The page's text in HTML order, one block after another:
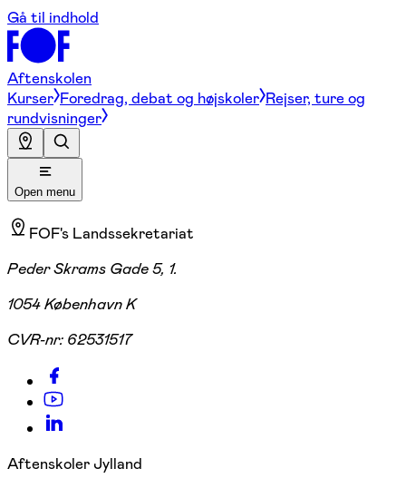
Gå til indhold
Aftenskolen
Kurser Foredrag, debat og højskoler Rejser, ture og
rundvisninger
Open menu
FOF's Landssekretariat
Peder Skrams Gade 5, 1.
1054 København K
CVR-nr: 62531517
Aftenskoler Jylland